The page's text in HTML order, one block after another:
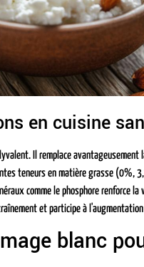
en cuisine
Il remplace avantageusement
teneurs en matière grasse (0%,
comme le phosphore renforce
et participe à
blanc